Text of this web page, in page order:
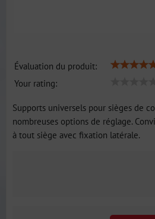
Évaluation du produit:
Your rating:
Supports universels pour sièges de
nombreuses options de réglage.
à tout siège avec fixation latérale.